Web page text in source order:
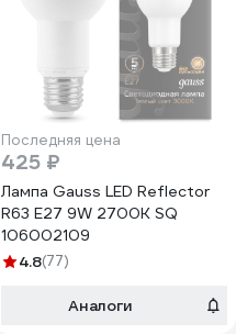
Последняя цена
425 ₽
Лампа Gauss LED Reflector
R63 E27 9W 2700K SQ
106002109
4.8(77)
Аналоги